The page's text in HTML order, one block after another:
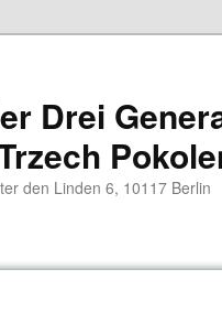
Drei
den Linden 6, 10117 Berlin